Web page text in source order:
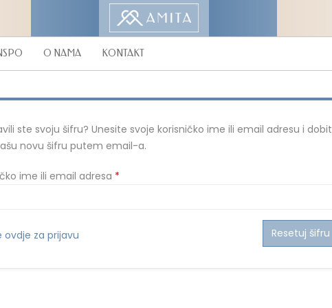
O NAMA KONTAKT
ste svoju šifru? Unesite svoje korisničko ime ili email adresu i dobit
novu šifru putem email-a.
ime ili email adresa *
ovdje za prijavu Resetuj šifru